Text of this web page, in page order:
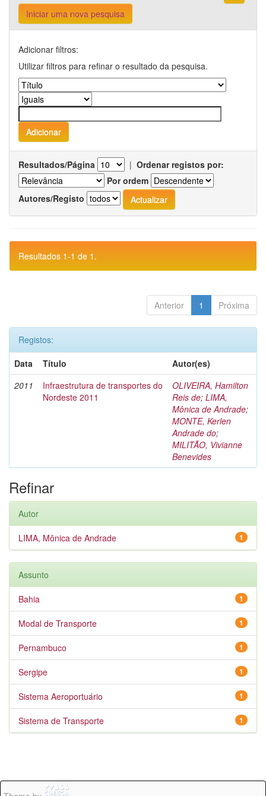
Iniciar uma nova pesquisa
Adicionar filtros:
Utilizar filtros para refinar o resultado da pesquisa.
Resultados/Página | Ordenar registos por:
Por ordem
Autores/Registo
Resultados 1-1 de 1.
Anterior 1 Próxima
Registos:
Data
Título
Autor(es)
2011
Infraestrutura de transportes do
Nordeste 2011
OLIVEIRA, Hamilton
Reis de; LIMA,
Mônica de Andrade;
MONTE, Kerlen
Andrade do;
MILITÃO, Vivianne
Benevides
Refinar
Autor
1
LIMA, Mônica de Andrade
Assunto
1
Bahia
1
Modal de Transporte
1
Pernambuco
1
Sergipe
1
Sistema Aeroportuário
1
Sistema de Transporte